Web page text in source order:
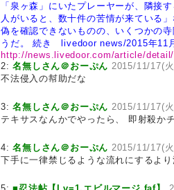
「泉ヶ森」にいたプレーヤーが、隣接
人がいると、数十件の苦情が来ている
偽を確認できないものの、いくつかの
うだ。
続き livedoor news/2015年11
http://news.livedoor.com/article/
2:名無しさん＠おーぷん 2015/11/17(
不法侵入の幇助だな
3:名無しさん＠おーぷん 2015/11/17(
テキサスなんかでやったら、 即射殺か
4:名無しさん＠おーぷん 2015/11/17(
下手に一律禁じるような流れにするよ